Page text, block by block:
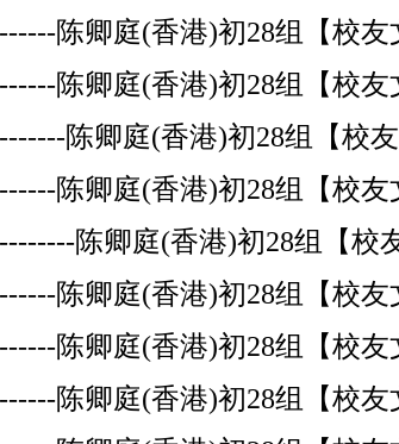
陈卿庭(香港)初28组【校友
陈卿庭(香港)初28组【校友
陈卿庭(香港)初28组【校友
陈卿庭(香港)初28组【校友
陈卿庭(香港)初28组【校
陈卿庭(香港)初28组【校友
陈卿庭(香港)初28组【校友
陈卿庭(香港)初28组【校友